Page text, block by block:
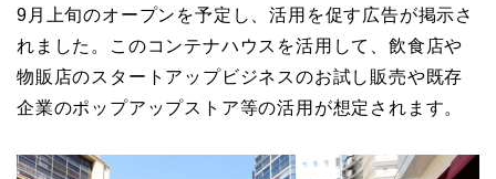
9月上旬のオープンを予定し、活用を促す広告が掲示さ
れました。このコンテナハウスを活用して、飲食店や
物販店のスタートアップビジネスのお試し販売や既存
企業のポップアップストア等の活用が想定されます。